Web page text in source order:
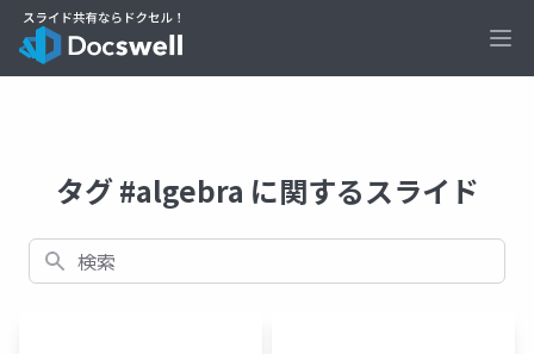
タグ #algebra に関するスライド
検索